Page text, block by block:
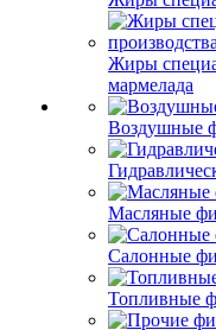
Жиры
мармелада
Воздушные
Масляные
Салонные
Топливные